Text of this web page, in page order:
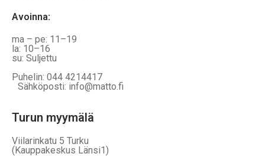
Avoinna:
ma – pe: 11–19
la: 10–16
su: Suljettu
Puhelin: 044 4214417
Sähköposti: info@matto.fi
Turun myymälä
Viilarinkatu 5 Turku
(Kauppakeskus Länsi1)